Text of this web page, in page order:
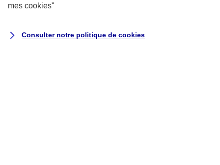
mes cookies"
Consulter notre politique de cookies